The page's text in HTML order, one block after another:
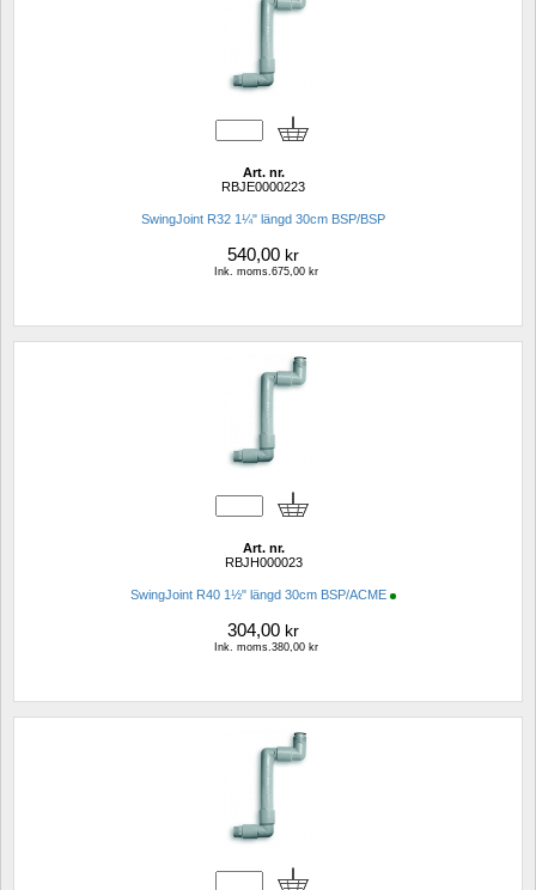
Art. nr.
RBJE0000223
SwingJoint R32 1¼" längd 30cm BSP/BSP
540,00 kr
Ink. moms.675,00 kr
Art. nr.
RBJH000023
SwingJoint R40 1½" längd 30cm BSP/ACME
304,00 kr
Ink. moms.380,00 kr